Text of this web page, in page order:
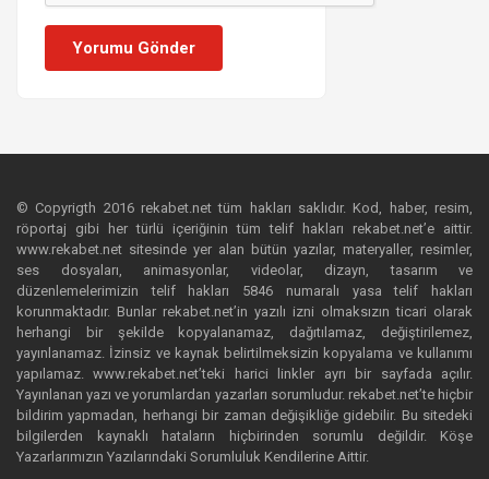
Yorumu Gönder
© Copyrigth 2016 rekabet.net tüm hakları saklıdır. Kod, haber, resim,
röportaj gibi her türlü içeriğinin tüm telif hakları rekabet.net’e aittir.
www.rekabet.net sitesinde yer alan bütün yazılar, materyaller, resimler,
ses dosyaları, animasyonlar, videolar, dizayn, tasarım ve
düzenlemelerimizin telif hakları 5846 numaralı yasa telif hakları
korunmaktadır. Bunlar rekabet.net’in yazılı izni olmaksızın ticari olarak
herhangi bir şekilde kopyalanamaz, dağıtılamaz, değiştirilemez,
yayınlanamaz. İzinsiz ve kaynak belirtilmeksizin kopyalama ve kullanımı
yapılamaz. www.rekabet.net’teki harici linkler ayrı bir sayfada açılır.
Yayınlanan yazı ve yorumlardan yazarları sorumludur. rekabet.net’te hiçbir
bildirim yapmadan, herhangi bir zaman değişikliğe gidebilir. Bu sitedeki
bilgilerden kaynaklı hataların hiçbirinden sorumlu değildir. Köşe
Yazarlarımızın Yazılarındaki Sorumluluk Kendilerine Aittir.